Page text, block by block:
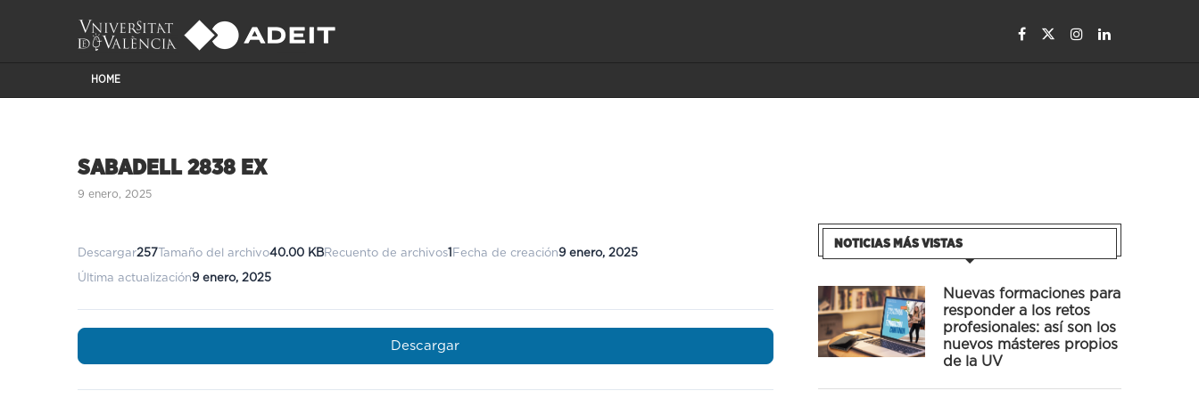
HOME
SABADELL 2838 EX
9 enero, 2025
Descargar257 Tamaño del archivo40.00 KBRecuento de archivos1 Fecha de creación9 enero, 2025
Última actualización9 enero, 2025
Descargar
NOTICIAS MÁS VISTAS
Nuevas formaciones para
responder a los retos
profesionales: así son los
nuevos másteres propios
de la UV